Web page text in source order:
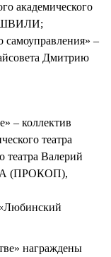
академического
самоуправления» –
Дмитрию
– коллектив
театра
театра Валерий
(ПРОКОП),
награждены